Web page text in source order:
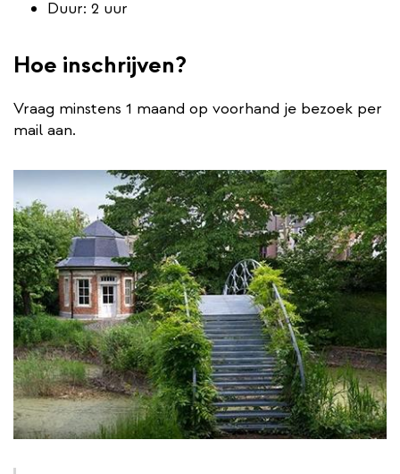
Duur: 2 uur
Hoe inschrijven?
Vraag minstens 1 maand op voorhand je bezoek per
mail aan.